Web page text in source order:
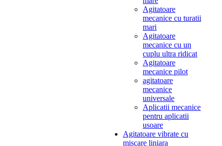
Agitatoare
mecanice cu turatii
mari
Agitatoare
mecanice cu un
cuplu ultra ridicat
Agitatoare
mecanice pilot
agitatoare
mecanice
universale
Aplicatii mecanice
pentru aplicatii
usoare
Agitatoare vibrate cu
miscare liniara